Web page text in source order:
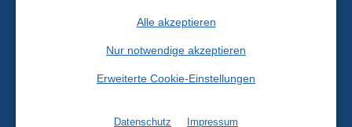
2026 FlexBio Technologie GmbH
Cookie-Einstellungen
Alle akzeptieren
Nur notwendige akzeptieren
Erweiterte Cookie-Einstellungen
Datenschutz Impressum